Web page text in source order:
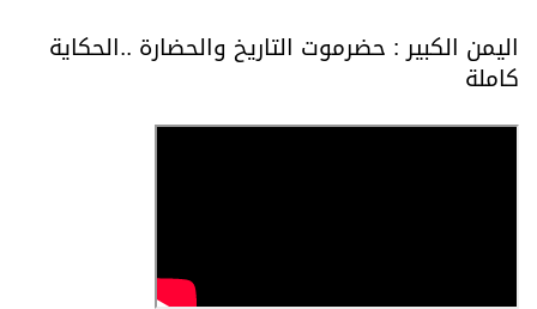
اليمن الكبير : حضرموت التاريخ والحضارة ..الحكاية
كاملة